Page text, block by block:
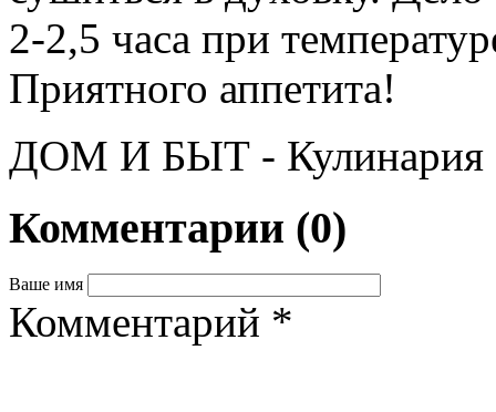
2-2,5 часа при
Приятного аппетита!
ДОМ И БЫТ - Кулинария
Комментарии (0)
Ваше имя
Комментарий *